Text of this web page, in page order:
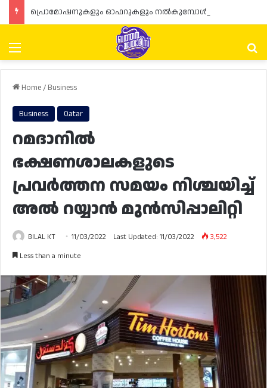
Menu
Home/ Business
Business Qatar
റമദാനിൽ
ഭക്ഷണശാലകളുടെ
പ്രവർത്തന സമയം നിശ്ചയിച്ച്
അൽ റയ്യാൻ മുൻസിപ്പാലിറ്റി
BILAL KT 11/03/2022 Last Updated: 11/03/2022
3,522
Less than a minute